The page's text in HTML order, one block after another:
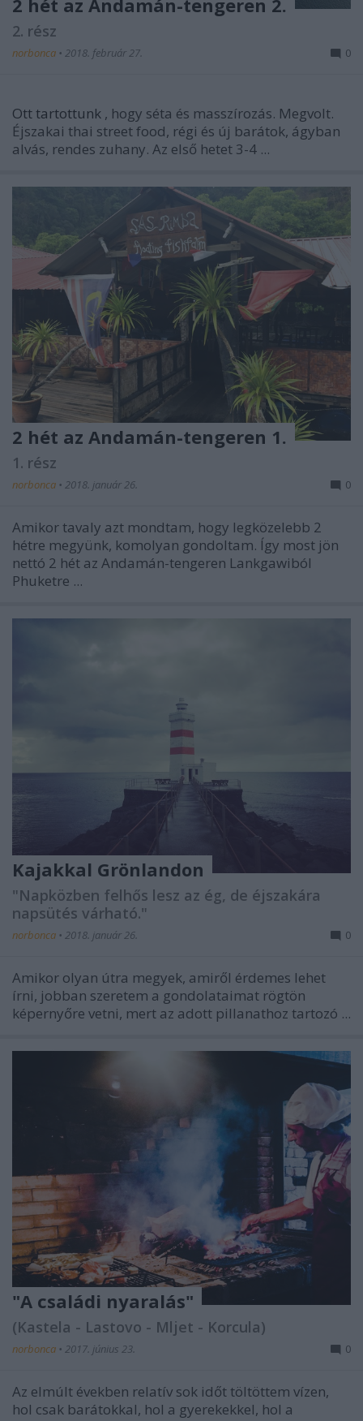
2. rész
norbonca • 2018. február 27. 0
Ott tartottunk , hogy séta és masszírozás. Megvolt.
Éjszakai thai street food, régi és új barátok, ágyban
alvás, rendes zuhany. Az első hetet 3-4 ...
2 hét az Andamán-tengeren 1.
1. rész
norbonca • 2018. január 26. 0
Amikor tavaly azt mondtam, hogy legközelebb 2
hétre megyünk, komolyan gondoltam. Így most jön
nettó 2 hét az Andamán-tengeren Lankgawiból
Phuketre ...
Kajakkal Grönlandon
"Napközben felhős lesz az ég, de éjszakára
napsütés várható."
norbonca • 2018. január 26. 0
Amikor olyan útra megyek, amiről érdemes lehet
írni, jobban szeretem a gondolataimat rögtön
képernyőre vetni, mert az adott pillanathoz tartozó ...
"A családi nyaralás"
(Kastela - Lastovo - Mljet - Korcula)
norbonca • 2017. június 23. 0
Az elmúlt években relatív sok időt töltöttem vízen,
hol csak barátokkal, hol a gyerekekkel, hol a